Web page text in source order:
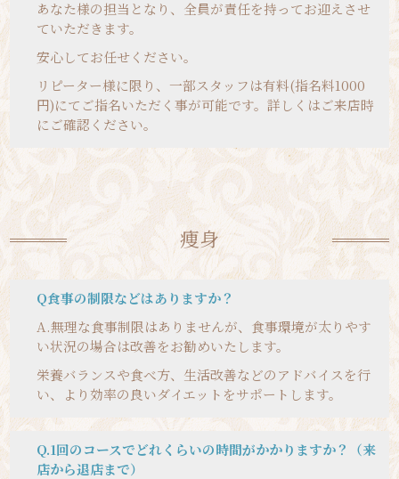
あなた様の担当となり、全員が責任を持ってお迎えさせ
ていただきます。
安心してお任せください。
リピーター様に限り、一部スタッフは有料(指名料1000
円)にてご指名いただく事が可能です。詳しくはご来店時
にご確認ください。
痩身
Q食事の制限などはありますか？
A.無理な食事制限はありませんが、食事環境が太りやす
い状況の場合は改善をお勧めいたします。
栄養バランスや食べ方、生活改善などのアドバイスを行
い、より効率の良いダイエットをサポートします。
Q.1回のコースでどれくらいの時間がかかりますか？（来
店から退店まで）